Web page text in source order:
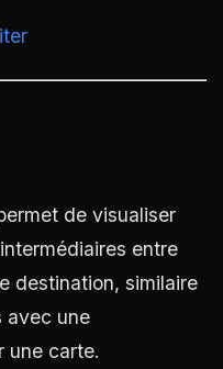
de visualiser
entre
destination, similaire
avec une
une carte.